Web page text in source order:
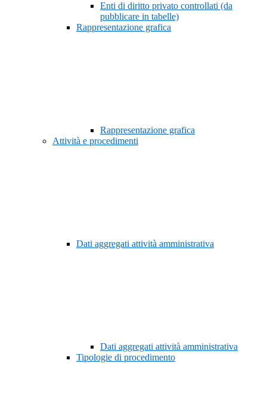
Enti di diritto privato controllati (da
pubblicare in tabelle)
Rappresentazione grafica
Rappresentazione grafica
Attività e procedimenti
Dati aggregati attività amministrativa
Dati aggregati attività amministrativa
Tipologie di procedimento